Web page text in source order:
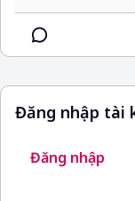
Đăng nhập tài
Đăng nhập